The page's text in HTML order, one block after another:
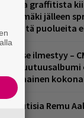
graffitista
Arhinmäki jälleen
– näitä puolueita
se ilmestyy –
uutisia Remu